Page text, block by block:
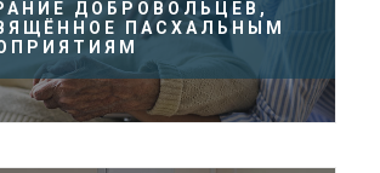
ДОБРОВОЛЬЦЕВ,
ПАСХАЛЬНЫМ